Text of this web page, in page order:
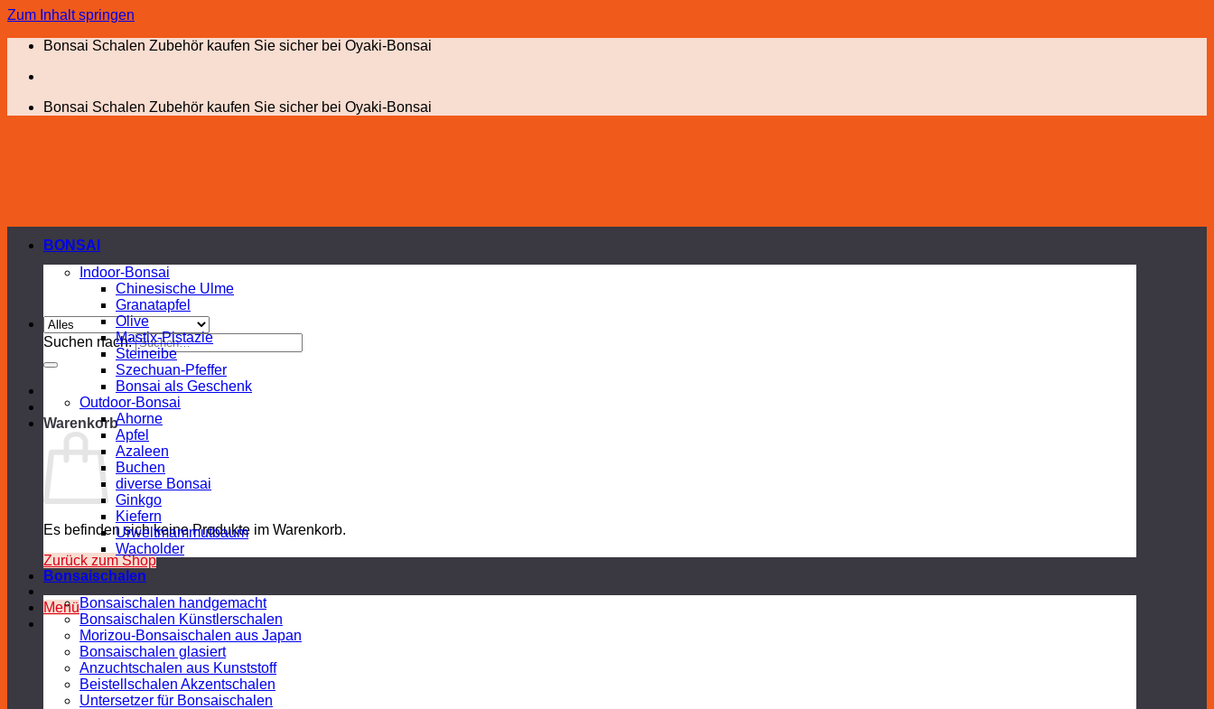
Zum Inhalt springen
Bonsai Schalen Zubehör kaufen Sie sicher bei Oyaki-Bonsai
Bonsai Schalen Zubehör kaufen Sie sicher bei Oyaki-Bonsai
Suchen nach:
Warenkorb
Es befinden sich keine Produkte im Warenkorb.
Zurück zum Shop
Menü
BONSAI
Indoor-Bonsai
Chinesische Ulme
Granatapfel
Olive
Mastix-Pistazie
Steineibe
Szechuan-Pfeffer
Bonsai als Geschenk
Outdoor-Bonsai
Ahorne
Apfel
Azaleen
Buchen
diverse Bonsai
Ginkgo
Kiefern
Urweltmammutbaum
Wacholder
Bonsaischalen
Bonsaischalen handgemacht
Bonsaischalen Künstlerschalen
Morizou-Bonsaischalen aus Japan
Bonsaischalen glasiert
Anzuchtschalen aus Kunststoff
Beistellschalen Akzentschalen
Untersetzer für Bonsaischalen